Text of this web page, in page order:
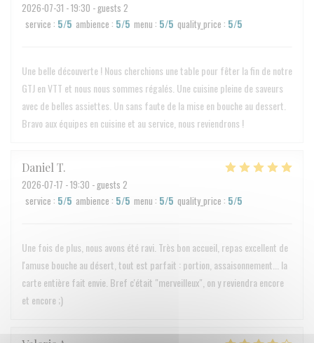
2026-07-31 - 19:30 - guests 2
service : 5/5 ambience : 5/5 menu : 5/5 quality_price : 5/5
Une belle découverte ! Nous cherchions une table pour fêter la fin de notre
GTJ en VTT et nous nous sommes régalés. Une cuisine pleine de saveurs
avec de belles assiettes. Un sans faute de la mise en bouche au dessert.
Bravo aux équipes en cuisine et au service, nous reviendrons !
Daniel T
2026-07-17 - 19:30 - guests 2
service : 5/5 ambience : 5/5 menu : 5/5 quality_price : 5/5
Une fois de plus, nous avons été ravi. Très bon accueil, repas excellent de
l'amuse bouche au désert, tout est parfait : portion, assaisonnement... la
carte entière fait envie. Bref c'était "merveilleux", on y reviendra encore
et encore ;)